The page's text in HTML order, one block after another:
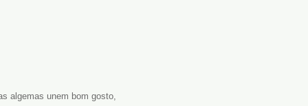
algemas unem bom gosto,